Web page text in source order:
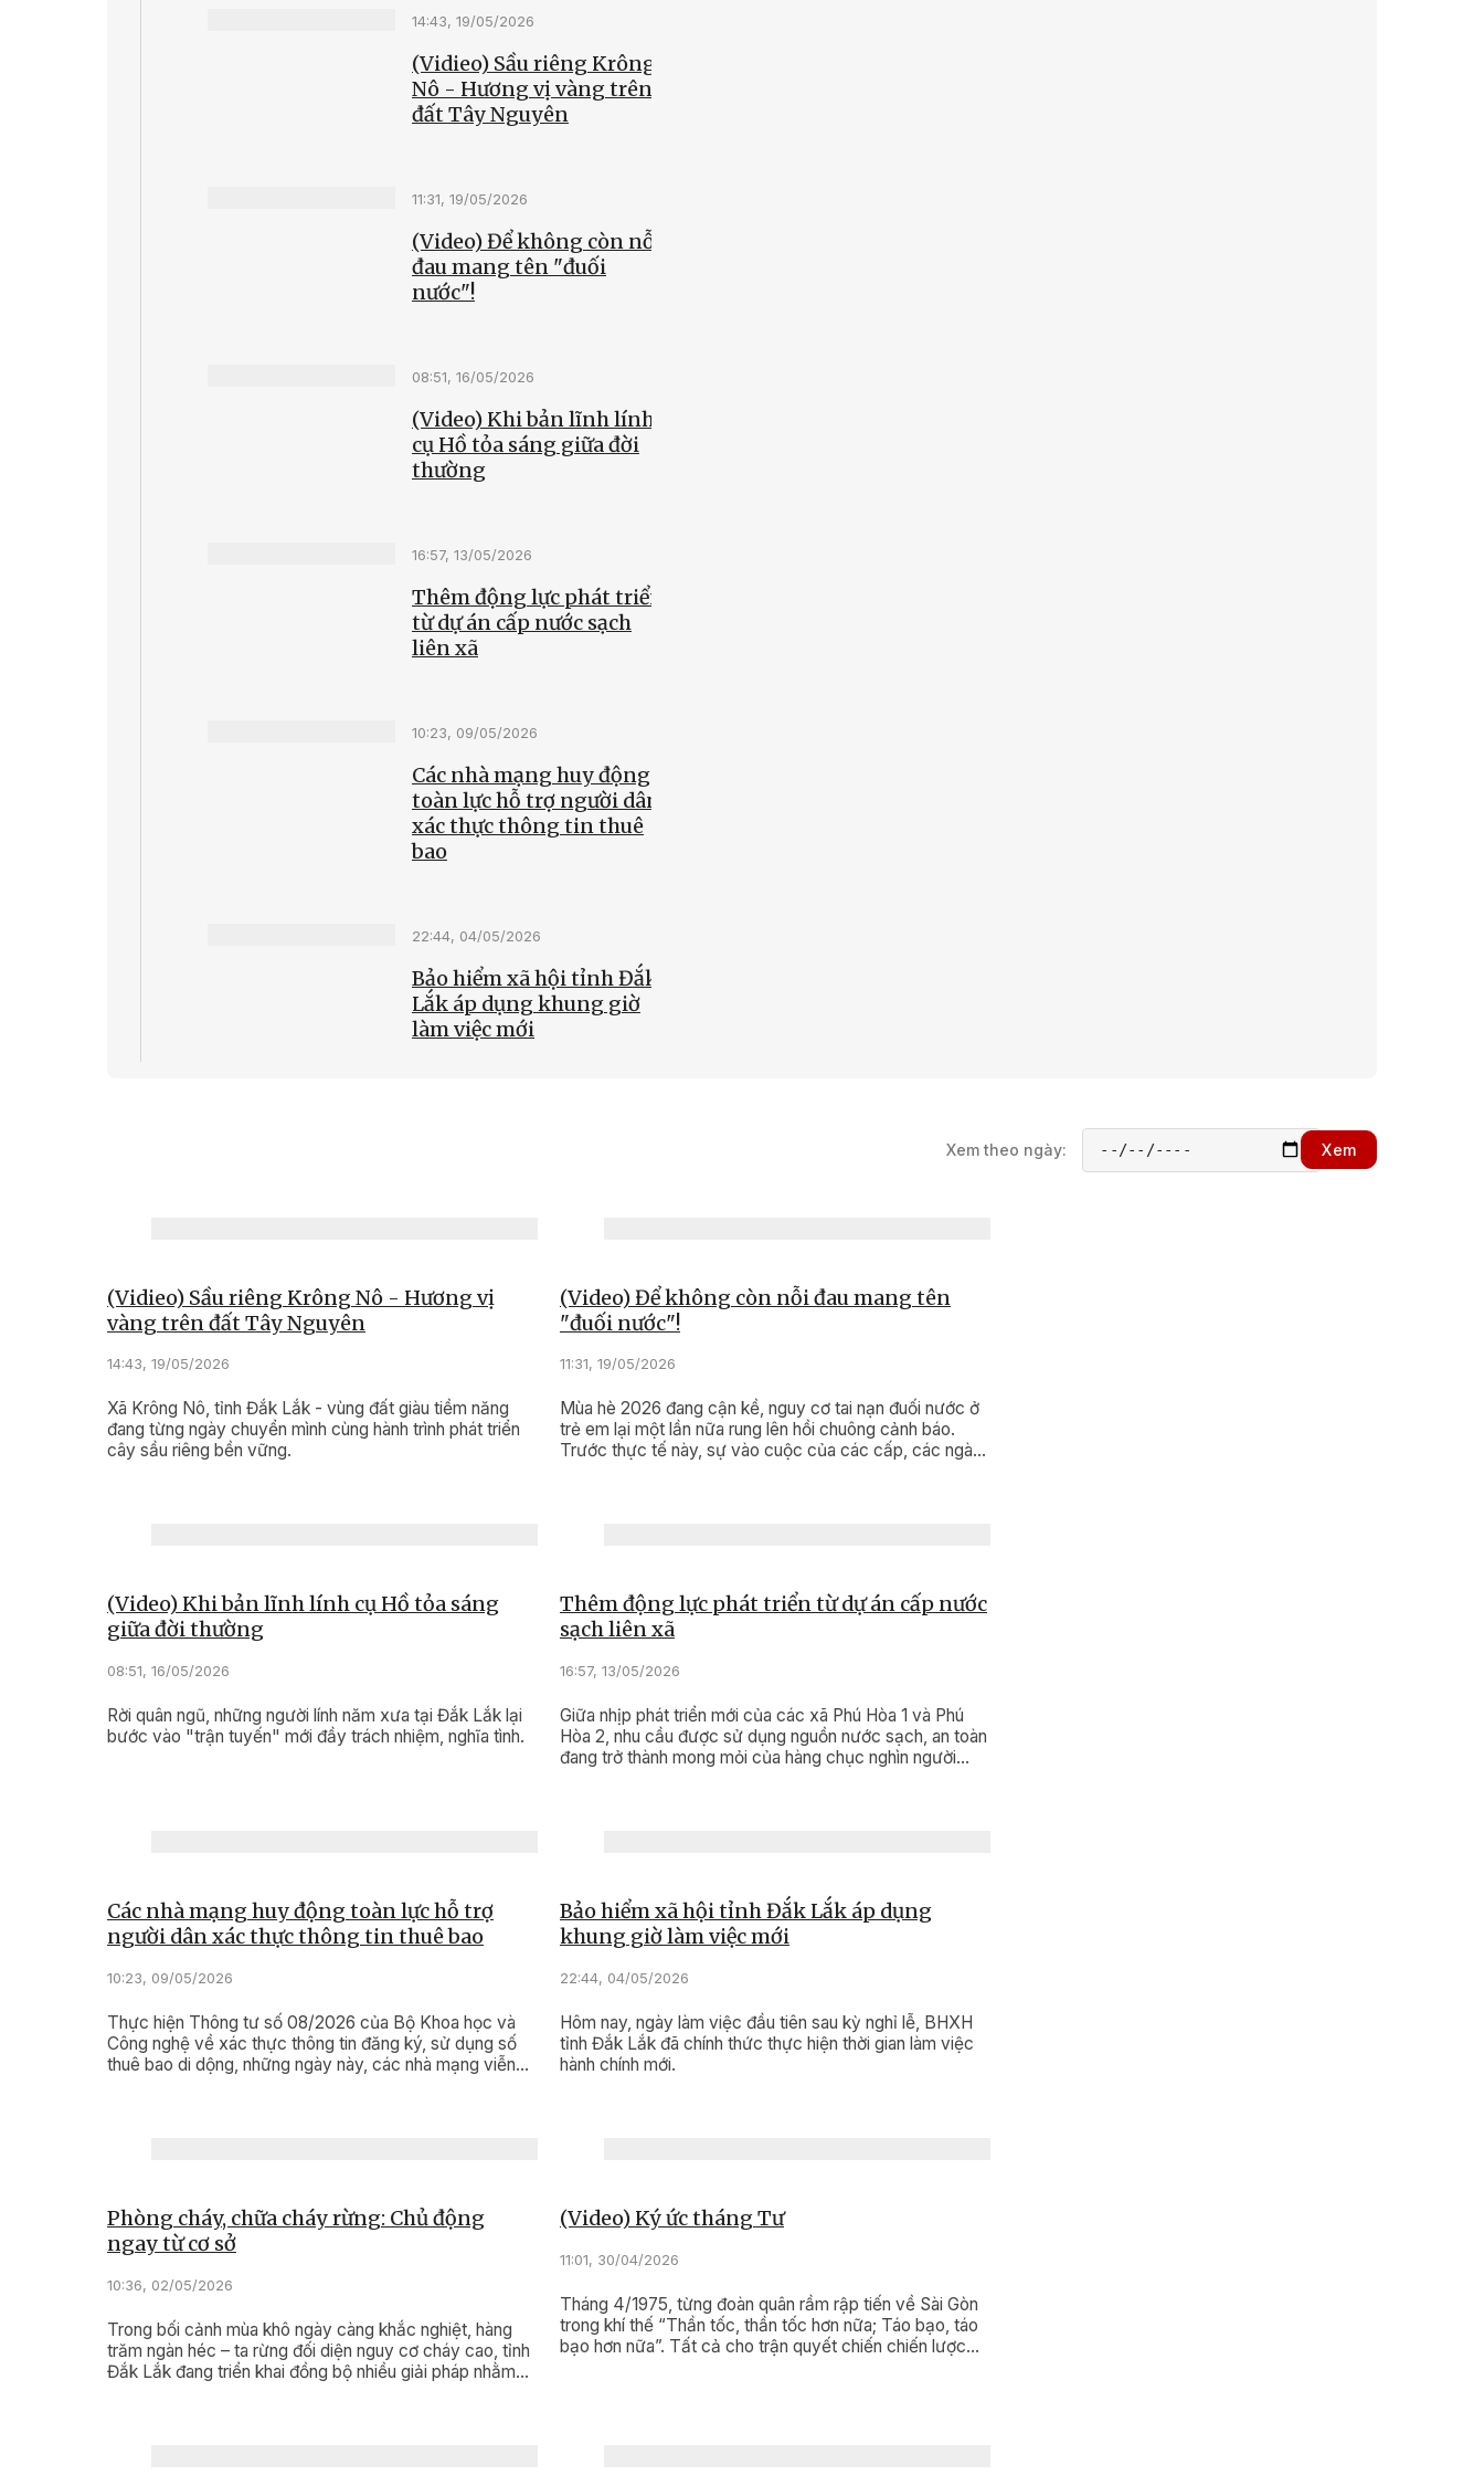
14:43, 19/05/2026
(Vidieo) Sầu riêng Krông
Nô - Hương vị vàng trên
đất Tây Nguyên
11:31, 19/05/2026
(Video) Để không còn nỗi
đau mang tên "đuối
nước"!
08:51, 16/05/2026
(Video) Khi bản lĩnh lính
cụ Hồ tỏa sáng giữa đời
thường
16:57, 13/05/2026
Thêm động lực phát triển
từ dự án cấp nước sạch
liên xã
10:23, 09/05/2026
Các nhà mạng huy động
toàn lực hỗ trợ người dân
xác thực thông tin thuê
bao
22:44, 04/05/2026
Bảo hiểm xã hội tỉnh Đắk
Lắk áp dụng khung giờ
làm việc mới
Xem theo ngày: Xem
(Vidieo) Sầu riêng Krông Nô - Hương vị
vàng trên đất Tây Nguyên
14:43, 19/05/2026
Xã Krông Nô, tỉnh Đắk Lắk - vùng đất giàu tiềm năng
đang từng ngày chuyển mình cùng hành trình phát triển
cây sầu riêng bền vững.
(Video) Để không còn nỗi đau mang tên
"đuối nước"!
11:31, 19/05/2026
Mùa hè 2026 đang cận kề, nguy cơ tai nạn đuối nước ở
trẻ em lại một lần nữa rung lên hồi chuông cảnh báo.
Trước thực tế này, sự vào cuộc của các cấp, các ngành
(Video) Khi bản lĩnh lính cụ Hồ tỏa sáng
giữa đời thường
08:51, 16/05/2026
Rời quân ngũ, những người lính năm xưa tại Đắk Lắk lại
bước vào "trận tuyến" mới đầy trách nhiệm, nghĩa tình.
Thêm động lực phát triển từ dự án cấp nước
sạch liên xã
16:57, 13/05/2026
Giữa nhịp phát triển mới của các xã Phú Hòa 1 và Phú
Hòa 2, nhu cầu được sử dụng nguồn nước sạch, an toàn
đang trở thành mong mỏi của hàng chục nghìn người
Các nhà mạng huy động toàn lực hỗ trợ
người dân xác thực thông tin thuê bao
10:23, 09/05/2026
Thực hiện Thông tư số 08/2026 của Bộ Khoa học và
Công nghệ về xác thực thông tin đăng ký, sử dụng số
thuê bao di dộng, những ngày này, các nhà mạng viễn
Bảo hiểm xã hội tỉnh Đắk Lắk áp dụng
khung giờ làm việc mới
22:44, 04/05/2026
Hôm nay, ngày làm việc đầu tiên sau kỳ nghỉ lễ, BHXH
tỉnh Đắk Lắk đã chính thức thực hiện thời gian làm việc
hành chính mới.
Phòng cháy, chữa cháy rừng: Chủ động
ngay từ cơ sở
10:36, 02/05/2026
Trong bối cảnh mùa khô ngày càng khắc nghiệt, hàng
trăm ngàn héc – ta rừng đối diện nguy cơ cháy cao, tỉnh
Đắk Lắk đang triển khai đồng bộ nhiều giải pháp nhằm
(Video) Ký ức tháng Tư
11:01, 30/04/2026
Tháng 4/1975, từng đoàn quân rầm rập tiến về Sài Gòn
trong khí thế “Thần tốc, thần tốc hơn nữa; Táo bạo, táo
bạo hơn nữa”. Tất cả cho trận quyết chiến chiến lược